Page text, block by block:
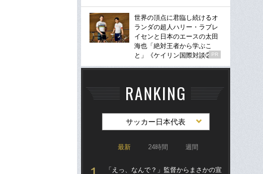
世界の頂点に君臨し続けるオ
ランダの超人ハリー・ラブレ
イセンと日本のエースの太田
海也「絶対王者から学ぶこ
と」《ケイリン国際対談②》
PR
RANKING
サッカー日本代表
最新 24時間 週間
「えっ、なんで？」監督からまさかの宣